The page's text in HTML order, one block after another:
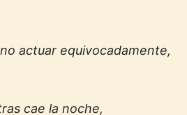
actuar equivocadamente,
cae la noche,